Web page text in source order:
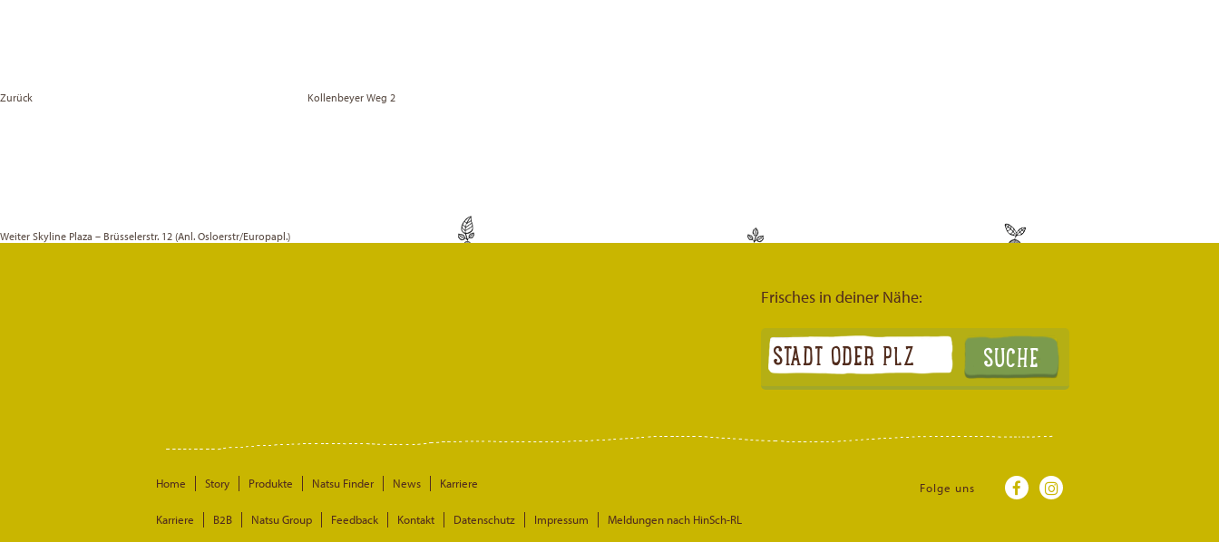
Zurück
Kollenbeyer Weg 2
Weiter Skyline Plaza – Brüsselerstr. 12 (Anl. Osloerstr/Europapl.)
Frisches in deiner Nähe:
Folge uns
Home Story Produkte Natsu Finder News Karriere
Karriere B2B Natsu Group Feedback Kontakt Datenschutz Impressum Meldungen nach HinSch-RL